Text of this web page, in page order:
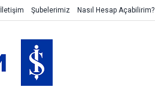
İletişim Şubelerimiz Nasıl Hesap Açabilirim?